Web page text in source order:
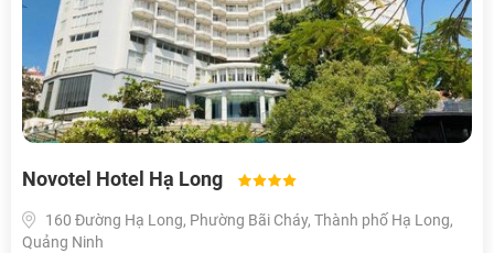
Novotel Hotel Hạ Long
160 Đường Hạ Long, Phường Bãi Cháy, Thành phố Hạ Long,
Quảng Ninh